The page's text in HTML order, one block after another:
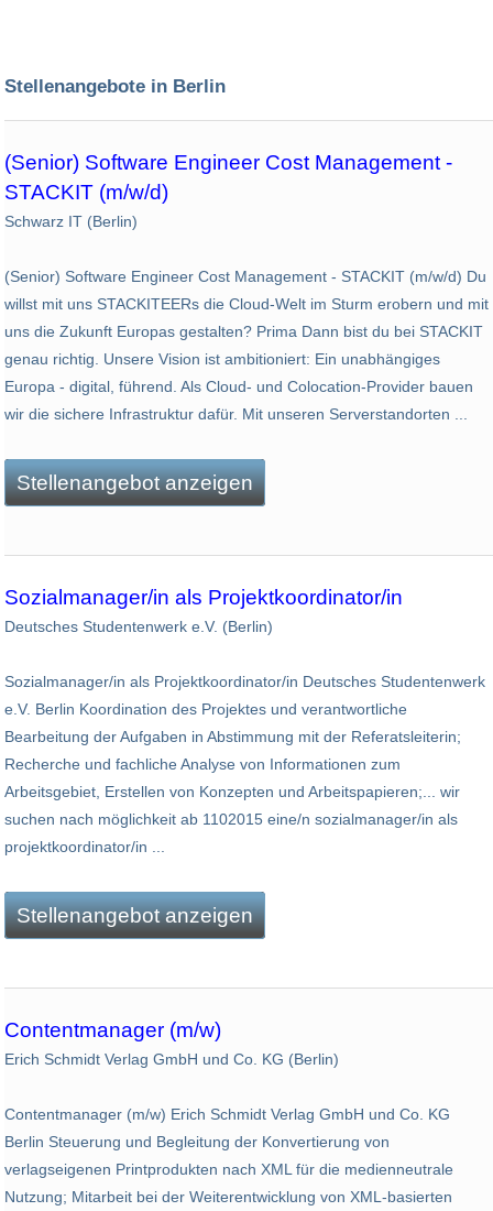
Stellenangebote in Berlin
(Senior) Software Engineer Cost Management -
STACKIT (m/w/d)
Schwarz IT (Berlin)
(Senior) Software Engineer Cost Management - STACKIT (m/w/d) Du
willst mit uns STACKITEERs die Cloud-Welt im Sturm erobern und mit
uns die Zukunft Europas gestalten? Prima Dann bist du bei STACKIT
genau richtig. Unsere Vision ist ambitioniert: Ein unabhängiges
Europa - digital, führend. Als Cloud- und Colocation-Provider bauen
wir die sichere Infrastruktur dafür. Mit unseren Serverstandorten ...
Stellenangebot anzeigen
Sozialmanager/in als Projektkoordinator/in
Deutsches Studentenwerk e.V. (Berlin)
Sozialmanager/in als Projektkoordinator/in Deutsches Studentenwerk
e.V. Berlin Koordination des Projektes und verantwortliche
Bearbeitung der Aufgaben in Abstimmung mit der Referatsleiterin;
Recherche und fachliche Analyse von Informationen zum
Arbeitsgebiet, Erstellen von Konzepten und Arbeitspapieren;... wir
suchen nach möglichkeit ab 1102015 eine/n sozialmanager/in als
projektkoordinator/in ...
Stellenangebot anzeigen
Contentmanager (m/w)
Erich Schmidt Verlag GmbH und Co. KG (Berlin)
Contentmanager (m/w) Erich Schmidt Verlag GmbH und Co. KG
Berlin Steuerung und Begleitung der Konvertierung von
verlagseigenen Printprodukten nach XML für die medienneutrale
Nutzung; Mitarbeit bei der Weiterentwicklung von XML-basierten